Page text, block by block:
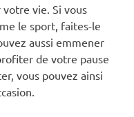
vie. Si vous
le sport, faites-le
aussi emmener
de votre pause
vous pouvez ainsi